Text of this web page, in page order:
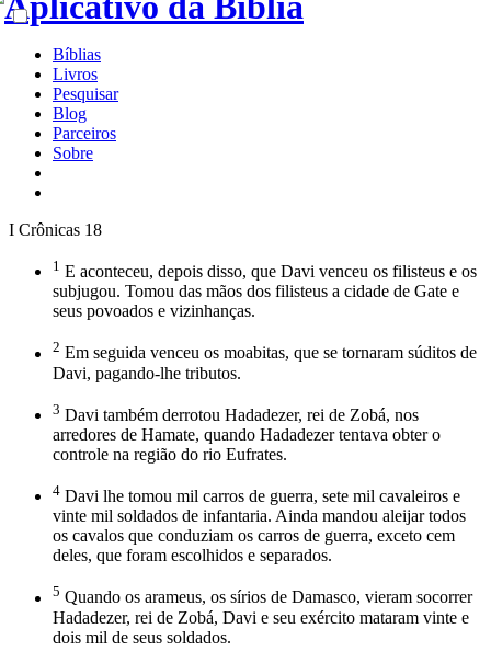
Bíblias
Livros
Pesquisar
Blog
Parceiros
Sobre
I Crônicas 18
1 E aconteceu, depois disso, que Davi venceu os filisteus e os
subjugou. Tomou das mãos dos filisteus a cidade de Gate e
seus povoados e vizinhanças.
2 Em seguida venceu os moabitas, que se tornaram súditos de
Davi, pagando-lhe tributos.
3 Davi também derrotou Hadadezer, rei de Zobá, nos
arredores de Hamate, quando Hadadezer tentava obter o
controle na região do rio Eufrates.
4 Davi lhe tomou mil carros de guerra, sete mil cavaleiros e
vinte mil soldados de infantaria. Ainda mandou aleijar todos
os cavalos que conduziam os carros de guerra, exceto cem
deles, que foram escolhidos e separados.
5 Quando os arameus, os sírios de Damasco, vieram socorrer
Hadadezer, rei de Zobá, Davi e seu exército mataram vinte e
dois mil de seus soldados.